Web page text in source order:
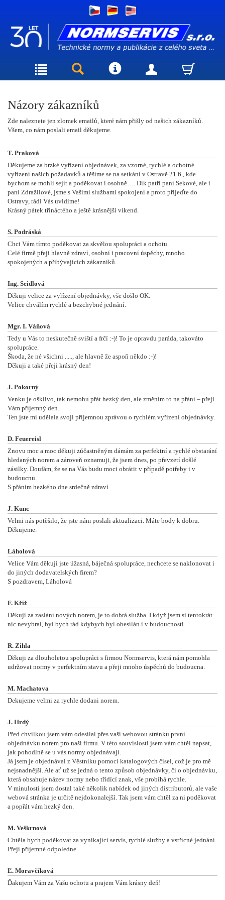
Názory zákazníků
Zde naleznete jen zlomek emailů, které nám přišly od našich zákazníků.
Všem, co nám poslali email děkujeme.
T. Praková
Děkujeme za brzké vyřízení objednávek, za vzorné, rychlé a ochotné
vyřízení našich požadavků a těšíme se na setkání v Ostravě 21.6., kde
bychom se mohli sejít a poděkovat i osobně…. Dík patří paní Sekové, ale i
paní Zdražilové, jsme s Vašimi službami spokojeni a proto přijeďte do
Ostravy, rádi Vás uvidíme!
Krásný pátek třináctého a ještě krásnější víkend.
S. Podráská
Chci Vám tímto poděkovat za skvělou spolupráci a ochotu.
Celé firmě přeji hlavně zdraví, osobní i pracovní úspěchy, mnoho
spokojených a přibývajících zákazníků.
Ing. Seidlová
Děkuji velice za vyřízení objednávky, vše došlo OK.
Velice chválím rychlé a bezchybné jednání.
Mgr. I. Váňová
Tedy u Vás to neskutečně sviští a frčí :-)! To je opravdu paráda, takováto
spolupráce.
Škoda, že né všichni ....., ale hlavně že aspoň někdo :-)!
Děkuji a také přeji krásný den!
J. Pokorný
Venku je ošklivo, tak nemohu přát hezký den, ale změním to na přání – přeji
Vám příjemný den.
Ten jste mi udělala svoji příjemnou zprávou o rychlém vyřízení objednávky.
D. Feuereisl
Znovu moc a moc děkuji zúčastněným dámám za perfektní a rychlé obstarání
hledaných norem a zároveň oznamuji, že jsem dnes, po převzetí došlé
zásilky. Doufám, že se na Vás budu moci obrátit v případě potřeby i v
budoucnu.
S přáním hezkého dne srdečně zdraví
J. Kunc
Velmi nás potěšilo, že jste nám poslali aktualizaci. Máte body k dobru.
Děkujeme.
Láholová
Velice Vám děkuji jste úžasná, báječná spolupráce, nechcete se naklonovat i
do jiných dodavatelských firem?
S pozdravem, Láholová
F. Kříž
Děkuji za zaslání nových norem, je to dobrá služba. I když jsem si tentokrát
nic nevybral, byl bych rád kdybych byl obesílán i v budoucnosti.
R. Zihla
Děkuji za dlouholetou spolupráci s firmou Normservis, která nám pomohla
udržovat normy v perfektním stavu a přeji mnoho úspěchů do budoucna.
M. Machatova
Dekujeme velmi za rychle dodani norem.
J. Hrdý
Před chvilkou jsem vám odesílal přes vaši webovou stránku první
objednávku norem pro naši firmu. V této souvislosti jsem vám chtěl napsat,
jak pohodlně se u vás normy objednávají.
Já jsem je objednával z Věstníku pomocí katalogových čísel, což je pro mě
nejsnadnější. Ale ať už se jedná o tento způsob objednávky, či o objednávku,
která obsahuje název normy nebo třídící znak, vše probíhá rychle.
V minulosti jsem dostal také několik nabídek od jiných distributorů, ale vaše
webová stránka je určitě nejdokonalejší. Tak jsem vám chtěl za ni poděkovat
a popřát vám hezký den.
M. Veškrnová
Chtěla bych poděkovat za vynikající servis, rychlé služby a vstřícné jednání.
Přeji příjemné odpoledne
Ľ. Moravčíková
Ďakujem Vám za Vašu ochotu a prajem Vám krásny deň!